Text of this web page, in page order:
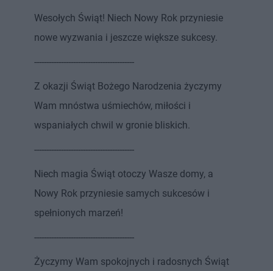
Wesołych Świąt! Niech Nowy Rok przyniesie
nowe wyzwania i jeszcze większe sukcesy.
-----------------------------------------
Z okazji Świąt Bożego Narodzenia życzymy
Wam mnóstwa uśmiechów, miłości i
wspaniałych chwil w gronie bliskich.
-----------------------------------------
Niech magia Świąt otoczy Wasze domy, a
Nowy Rok przyniesie samych sukcesów i
spełnionych marzeń!
-----------------------------------------
Życzymy Wam spokojnych i radosnych Świąt